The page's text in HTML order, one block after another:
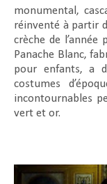
monumental,
réinventé à partir
crèche de l’année
Panache Blanc,
pour enfants, a
costumes
incontournables
vert et or.